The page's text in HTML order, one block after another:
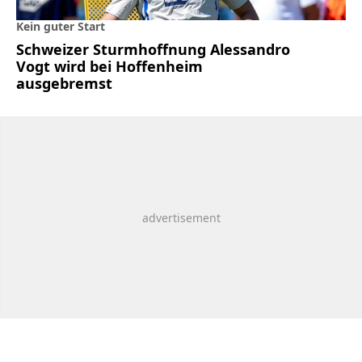
Kein guter Start
Schweizer Sturmhoffnung Alessandro
Vogt wird bei Hoffenheim
ausgebremst